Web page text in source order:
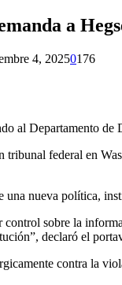
a
4, 20250176
al Departamento de
tribunal federal en
una nueva política,
sobre la
declaró el
contra la